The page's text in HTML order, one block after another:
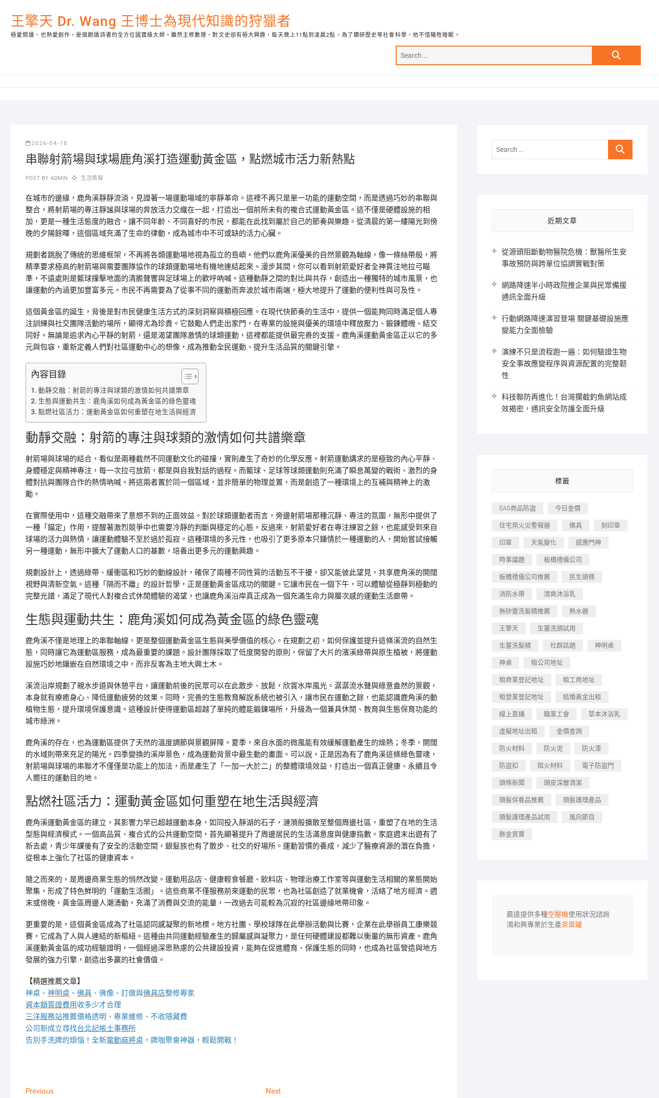
content王擎天 Dr. Wang 王博士為現代知識的狩獵者
極愛閱讀、也熱愛創作，是個飽讀詩書的全方位國寶級大師。雖然主修數理，對文史卻有極大興趣，每天晚上11點到凌晨2點，為了鑽研歷史等社會科學，他不惜犧牲睡眠。
Search
2026-04-18
串聯射箭場與球場鹿角溪打造運動黃金區，點燃城市活力新熱點
POST BY ADMIN 生活情報
在城市的邊緣，鹿角溪靜靜流淌，見證著一場運動場域的寧靜革命。這裡不再只是單一功能的運動空間，而是透過巧妙的串聯與
整合，將射箭場的專注靜謐與球場的奔放活力交織在一起，打造出一個前所未有的複合式運動黃金區。這不僅是硬體設施的相
加，更是一種生活態度的融合，讓不同年齡、不同喜好的市民，都能在此找到屬於自己的節奏與樂趣。從清晨的第一縷陽光到傍
晚的夕陽餘暉，這個區域充滿了生命的律動，成為城市中不可或缺的活力心臟。
規劃者跳脫了傳統的思維框架，不再將各類運動場地視為孤立的島嶼。他們以鹿角溪優美的自然景觀為軸線，像一條絲帶般，將
精準要求極高的射箭場與需要團隊協作的球類運動場地有機地連結起來。漫步其間，你可以看到射箭愛好者全神貫注地拉弓瞄
準，不遠處則是籃球撞擊地面的清脆聲響與足球場上的歡呼吶喊。這種動靜之間的對比與共存，創造出一種獨特的城市風景，也
讓運動的內涵更加豐富多元。市民不再需要為了從事不同的運動而奔波於城市兩端，極大地提升了運動的便利性與可及性。
這個黃金區的誕生，背後是對市民健康生活方式的深刻洞察與積極回應。在現代快節奏的生活中，提供一個能夠同時滿足個人專
注訓練與社交團隊活動的場所，顯得尤為珍貴。它鼓勵人們走出家門，在專業的設施與優美的環境中釋放壓力、鍛鍊體魄、結交
同好。無論是追求內心平靜的射箭，還是渴望團隊激情的球類運動，這裡都能提供最完善的支援。鹿角溪運動黃金區正以它的多
元與包容，重新定義人們對社區運動中心的想像，成為推動全民運動、提升生活品質的關鍵引擎。
內容目錄
動靜交融：射箭的專注與球類的激情如何共譜樂章
生態與運動共生：鹿角溪如何成為黃金區的綠色靈魂
點燃社區活力：運動黃金區如何重塑在地生活與經濟
動靜交融：射箭的專注與球類的激情如何共譜樂章
射箭場與球場的結合，看似是兩種截然不同運動文化的碰撞，實則產生了奇妙的化學反應。射箭運動講求的是極致的內心平靜、
身體穩定與精神專注，每一次拉弓放箭，都是與自我對話的過程。而籃球、足球等球類運動則充滿了瞬息萬變的戰術、激烈的身
體對抗與團隊合作的熱情吶喊。將這兩者置於同一個區域，並非簡單的物理並置，而是創造了一種環境上的互補與精神上的激
勵。
在實際使用中，這種交融帶來了意想不到的正面效益。對於球類運動者而言，旁邊射箭場那種沉靜、專注的氛圍，無形中提供了
一種「錨定」作用，提醒著激烈競爭中也需要冷靜的判斷與穩定的心態。反過來，射箭愛好者在專注練習之餘，也能感受到來自
球場的活力與熱情，讓運動體驗不至於過於孤寂。這種環境的多元性，也吸引了更多原本只鍾情於一種運動的人，開始嘗試接觸
另一種運動，無形中擴大了運動人口的基數，培養出更多元的運動興趣。
規劃設計上，透過綠帶、緩衝區和巧妙的動線設計，確保了兩種不同性質的活動互不干擾，卻又能彼此望見，共享鹿角溪的開闊
視野與清新空氣。這種「隔而不離」的設計哲學，正是運動黃金區成功的關鍵。它讓市民在一個下午，可以體驗從極靜到極動的
完整光譜，滿足了現代人對複合式休閒體驗的渴望，也讓鹿角溪沿岸真正成為一個充滿生命力與層次感的運動生活廊帶。
生態與運動共生：鹿角溪如何成為黃金區的綠色靈魂
鹿角溪不僅是地理上的串聯軸線，更是整個運動黃金區生態與美學價值的核心。在規劃之初，如何保護並提升這條溪流的自然生
態，同時讓它為運動區服務，成為最重要的課題。設計團隊採取了低度開發的原則，保留了大片的濱溪綠帶與原生植被，將運動
設施巧妙地鑲嵌在自然環境之中，而非反客為主地大興土木。
溪流沿岸規劃了親水步道與休憩平台，讓運動前後的民眾可以在此散步、放鬆，欣賞水岸風光。潺潺流水聲與綠意盎然的景觀，
本身就有療癒身心、降低運動疲勞的效果。同時，完善的生態教育解說系統也被引入，讓市民在運動之餘，也能認識鹿角溪的動
植物生態，提升環境保護意識。這種設計使得運動區超越了單純的體能鍛鍊場所，升級為一個兼具休閒、教育與生態保育功能的
城市綠洲。
鹿角溪的存在，也為運動區提供了天然的溫度調節與景觀屏障。夏季，來自水面的微風能有效緩解運動產生的燥熱；冬季，開闊
的水域則帶來充足的陽光。四季變換的溪岸景色，成為運動背景中最生動的畫面。可以說，正是因為有了鹿角溪這條綠色靈魂，
射箭場與球場的串聯才不僅僅是功能上的加法，而是產生了「一加一大於二」的整體環境效益，打造出一個真正健康、永續且令
人嚮往的運動目的地。
點燃社區活力：運動黃金區如何重塑在地生活與經濟
鹿角溪運動黃金區的建立，其影響力早已超越運動本身，如同投入靜湖的石子，漣漪般擴散至整個周邊社區，重塑了在地的生活
型態與經濟模式。一個高品質、複合式的公共運動空間，首先顯著提升了周邊居民的生活滿意度與健康指數。家庭週末出遊有了
新去處，青少年課後有了安全的活動空間，銀髮族也有了散步、社交的好場所。運動習慣的養成，減少了醫療資源的潛在負擔，
從根本上強化了社區的健康資本。
隨之而來的，是周邊商業生態的悄然改變。運動用品店、健康輕食餐廳、飲料店、物理治療工作室等與運動生活相關的業態開始
聚集，形成了特色鮮明的「運動生活圈」。這些商業不僅服務前來運動的民眾，也為社區創造了就業機會，活絡了地方經濟。週
末或傍晚，黃金區周邊人潮湧動，充滿了消費與交流的能量，一改過去可能較為沉寂的社區邊緣地帶印象。
更重要的是，這個黃金區成為了社區認同感凝聚的新地標。地方社團、學校球隊在此舉辦活動與比賽，企業在此舉辦員工康樂競
賽，它成為了人與人連結的新樞紐。這種由共同運動經驗產生的歸屬感與凝聚力，是任何硬體建設都難以衡量的無形資產。鹿角
溪運動黃金區的成功經驗證明，一個經過深思熟慮的公共建設投資，能夠在促進體育、保護生態的同時，也成為社區營造與地方
發展的強力引擎，創造出多贏的社會價值。
【精選推薦文章】
神桌、 神明桌 、 佛具 、佛像、訂做與佛具店整修專家
資本額簽證費用收多少才合理
三洋服務站推薦價格透明、專業維修、不收隱藏費
公司新成立尋找台北記帳士事務所
告別手洗牌的煩惱！全新電動麻將桌 ，牌咖聚會神器，輕鬆開戰！
文
Previous NextNext
Search
近期文章
從源頭阻斷動物醫院危機：獸醫所生安
事故預防與跨單位協調實戰對策
網路降速半小時政院推企業與民眾備援
通訊全面升級
行動網路降速演習登場 關鍵基礎設施應
變能力全面檢驗
演練不只是流程跑一遍：如何驗證生物
安全事故應變程序與資源配置的完整韌
性
科技聯防再進化！台灣攔截釣魚網站成
效揭密，通訊安全防護全面升級
標籤
EAS商品防盜 今日金價
住宅用火災警報器 佛具 刻印章
印章 天氣變化 感應門神
時事議題 板橋禮儀公司
板橋禮儀公司推薦 民生頭條
消防水帶 清爽沐浴乳
無矽靈洗髮精推薦 熱水器
王擎天 生薑洗頭試用
生薑洗髮精 社群話題 神明桌
神桌 租公司地址
租商業登記地址 租工商地址
租營業登記地址 結婚黃金出租
線上直播 職業工會 草本沐浴乳
虛擬地址出租 金價查詢
防火材料 防火泥 防火漆
防盜扣 阻火材料 電子防盜門
頭條新聞 頭皮深層清潔
頭髮保養品推薦 頭髮護理產品
頭髮護理產品試用 風向節目
飾金買賣
晨達提供多種空壓機使用狀況諮詢
鴻和興專業於生產茶葉罐